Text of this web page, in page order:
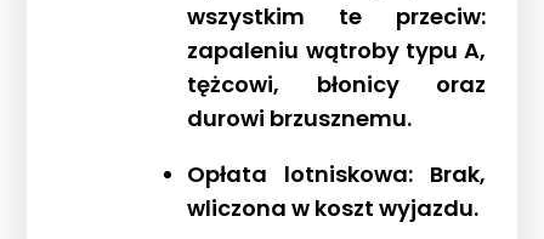
wszystkim te przeciw:
zapaleniu wątroby typu A,
tężcowi, błonicy oraz
durowi brzusznemu.
Opłata lotniskowa: Brak,
wliczona w koszt wyjazdu.